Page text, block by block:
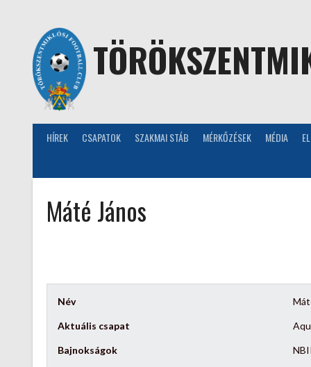
HÍREK CSAPATOK SZAKMAI STÁB MÉRKŐZÉSEK MÉDIA
Máté János
Név
Aktuális csapat
Bajnokságok